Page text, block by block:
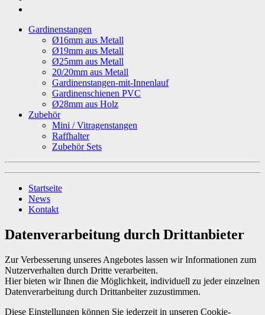
Gardinenstangen
Ø16mm aus Metall
Ø19mm aus Metall
Ø25mm aus Metall
20/20mm aus Metall
Gardinenstangen-mit-Innenlauf
Gardinenschienen PVC
Ø28mm aus Holz
Zubehör
Mini / Vitragenstangen
Raffhalter
Zubehör Sets
Startseite
News
Kontakt
Datenverarbeitung durch Drittanbieter
Zur Verbesserung unseres Angebotes lassen wir Informationen zum
Nutzerverhalten durch Dritte verarbeiten.
Hier bieten wir Ihnen die Möglichkeit, individuell zu jeder einzelnen
Datenverarbeitung durch Drittanbeiter zuzustimmen.
Diese Einstellungen können Sie jederzeit in unseren Cookie-